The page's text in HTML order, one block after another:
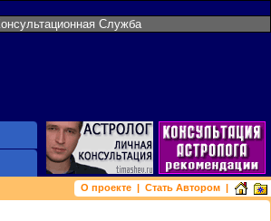
Служба
О проекте | Стать Автором |